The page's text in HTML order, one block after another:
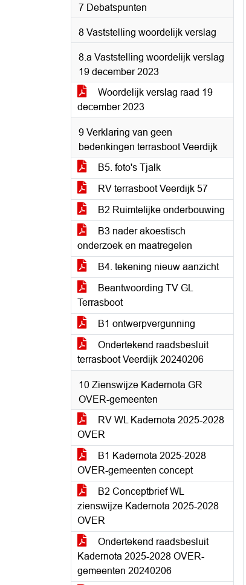
7 Debatspunten
8 Vaststelling woordelijk verslag
8.a Vaststelling woordelijk verslag
19 december 2023
Woordelijk verslag raad 19
december 2023
9 Verklaring van geen
bedenkingen terrasboot Veerdijk
B5. foto's Tjalk
RV terrasboot Veerdijk 57
B2 Ruimtelijke onderbouwing
B3 nader akoestisch
onderzoek en maatregelen
B4. tekening nieuw aanzicht
Beantwoording TV GL
Terrasboot
B1 ontwerpvergunning
Ondertekend raadsbesluit
terrasboot Veerdijk 20240206
10 Zienswijze Kadernota GR
OVER-gemeenten
RV WL Kadernota 2025-2028
OVER
B1 Kadernota 2025-2028
OVER-gemeenten concept
B2 Conceptbrief WL
zienswijze Kadernota 2025-2028
OVER
Ondertekend raadsbesluit
Kadernota 2025-2028 OVER-
gemeenten 20240206